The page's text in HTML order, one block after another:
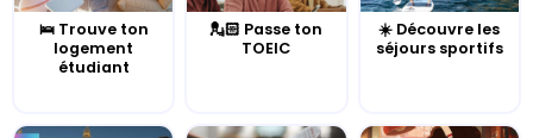
🛌 Trouve ton
logement
étudiant
💂🏻 Passe ton
TOEIC
☀️ Découvre les
séjours sportifs